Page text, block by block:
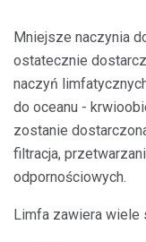
Mniejsze naczynia
ostatecznie
naczyń
do oceanu -
zostanie
filtracja,
odpornościowych.
Limfa zawiera wiele